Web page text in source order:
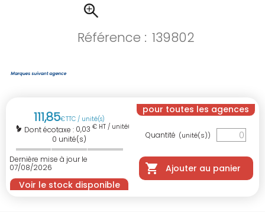
Référence : 139802
111,85€TTC / unité(s)
Dont écotaxe : 0,03 € HT / unité(s)
0 unité(s)
Dernière mise à jour le
07/08/2026
Voir le stock disponible
pour toutes les agences
Quantité (unité(s))
Ajouter au panier